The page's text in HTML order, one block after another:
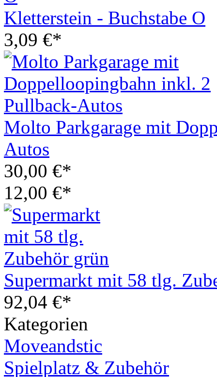
Kletterstein - Buchstabe O
3,09 €*
Molto Parkgarage mit
Autos
30,00 €*
12,00 €*
Supermarkt mit 58 tlg.
92,04 €*
Kategorien
Moveandstic
Spielplatz & Zubehör